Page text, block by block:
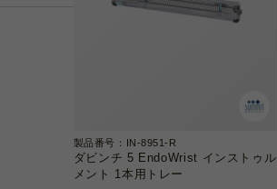
製品番号：IN-8951-R
ダビンチ 5 EndoWrist インストゥル
メント 1本用トレー